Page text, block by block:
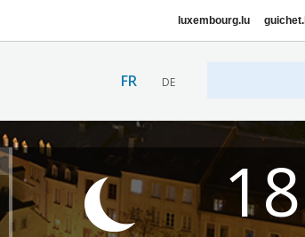
luxembourg.lu
FR DE
18